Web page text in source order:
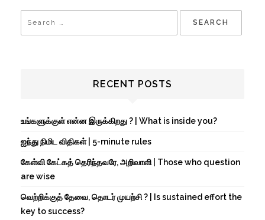
RECENT POSTS
உங்களுக்குள் என்ன இருக்கிறது ? | What is inside you?
ஐந்து நிமிட விதிகள் | 5-minute rules
கேள்வி கேட்கத் தெரிந்தவரே, அறிவாளி | Those who question
are wise
வெற்றிக்குத் தேவை, தொடர் முயற்சி ? | Is sustained effort the
key to success?